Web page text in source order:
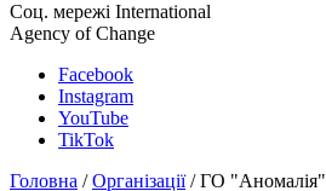
Соц. мережі International
Agency of Change
Facebook
Instagram
YouTube
TikTok
Головна /Організації/ ГО "Аномалія"